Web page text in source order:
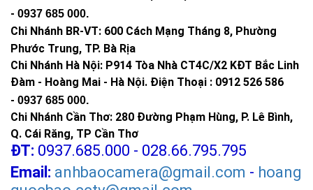
HÌNH ẢNH THỰC TẾ
- 0937 685 000.
Chi Nhánh BR-VT: 600 Cách Mạng Tháng 8, Phường
Phước Trung, TP. Bà Rịa
Chi Nhánh Hà Nội: P914 Tòa Nhà CT4C/X2 KĐT Bắc Linh
Đàm - Hoàng Mai - Hà Nội. Điện Thoại : 0912 526 586
- 0937 685 000.
Chi Nhánh Cần Thơ: 280 Đường Phạm Hùng, P. Lê Bình,
Q. Cái Răng, TP Cần Thơ
ĐT: 0937.685.000 - 028.66.795.795
Email: anhbaocamera@gmail.com - hoang